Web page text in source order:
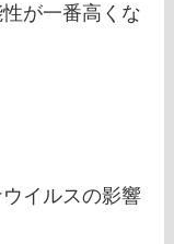
が一番高くな
イルスの影響